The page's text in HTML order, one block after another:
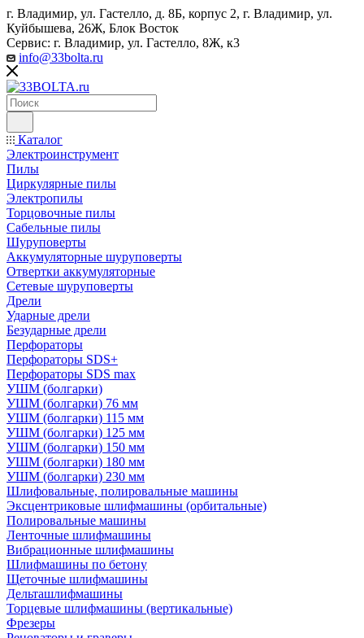
г. Владимир, ул. Гастелло, д. 8Б, корпус 2, г. Владимир, ул. ​
Куйбышева, 26Ж, Блок Восток
Сервис: г. Владимир, ул. Гастелло, 8Ж, к3
info@33bolta.ru
Каталог
Электроинструмент
Пилы
Циркулярные пилы
Электропилы
Торцовочные пилы
Сабельные пилы
Шуруповерты
Аккумуляторные шуруповерты
Отвертки аккумуляторные
Сетевые шуруповерты
Дрели
Ударные дрели
Безударные дрели
Перфораторы
Перфораторы SDS+
Перфораторы SDS max
УШМ (болгарки)
УШМ (болгарки) 76 мм
УШМ (болгарки) 115 мм
УШМ (болгарки) 125 мм
УШМ (болгарки) 150 мм
УШМ (болгарки) 180 мм
УШМ (болгарки) 230 мм
Шлифовальные, полировальные машины
Эксцентриковые шлифмашины (орбитальные)
Полировальные машины
Ленточные шлифмашины
Вибрационные шлифмашины
Шлифмашины по бетону
Щеточные шлифмашины
Дельташлифмашины
Торцевые шлифмашины (вертикальные)
Фрезеры